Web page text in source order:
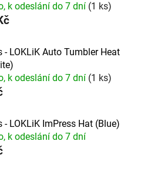
k odeslání do 7 dní (1 ks)
- LOKLiK Auto Tumbler Heat
k odeslání do 7 dní (1 ks)
- LOKLiK ImPress Hat (Blue)
k odeslání do 7 dní